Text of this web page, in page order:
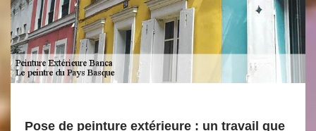
Pose de peinture extérieure : un travail que